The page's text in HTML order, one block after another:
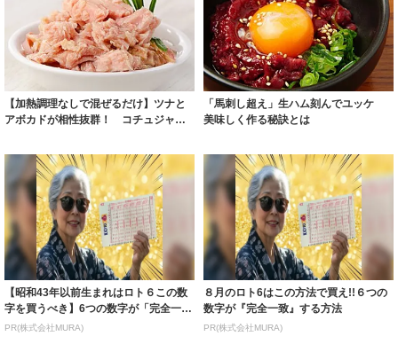
【加熱調理なしで混ぜるだけ】ツナと
アボカドが相性抜群！ コチュジャン
「馬刺し超え」生ハム刻んでユッケ
美味しく作る秘訣とは
【昭和43年以前生まれはロト６この数
字を買うべき】6つの数字が「完全一
致」する方...
PR(株式会社MURA)
８月のロト6はこの方法で買え!!６つの
数字が『完全一致』する方法
PR(株式会社MURA)